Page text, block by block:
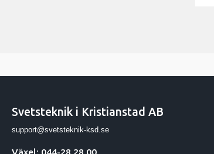
Svetsteknik i Kristianstad AB
support@svetsteknik-ksd.se
Växel: 044-28 28 00